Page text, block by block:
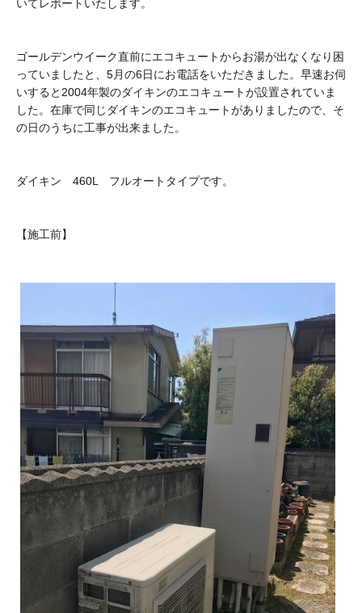
いてレポートいたします。
ゴールデンウイーク直前にエコキュートからお湯が出なくなり困
っていましたと、5月の6日にお電話をいただきました。早速お伺
いすると2004年製のダイキンのエコキュートが設置されていま
した。在庫で同じダイキンのエコキュートがありましたので、そ
の日のうちに工事が出来ました。
ダイキン 460L フルオートタイプです。
【施工前】